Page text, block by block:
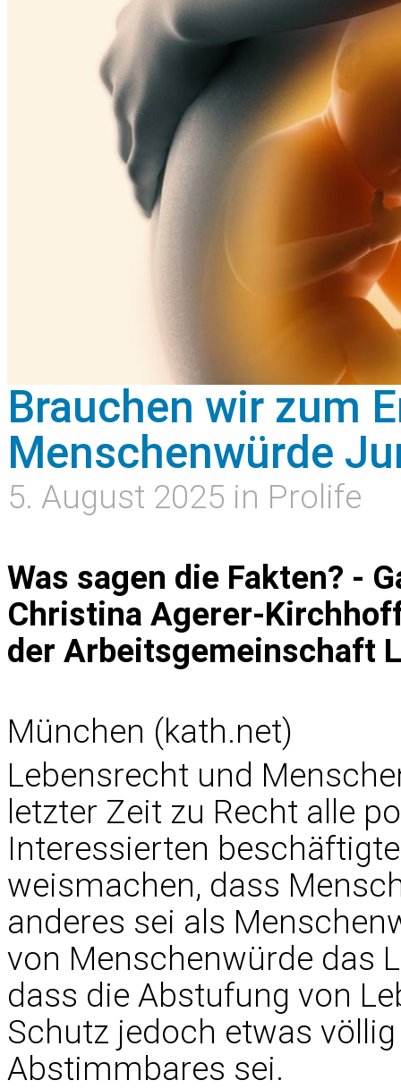
Brauchen wir zum
Menschenwürde
5. August 2025 in Prolife
Was sagen die Fakten? -
Christina Agerer-
der Arbeitsgemeinschaft
München (kath.net)
Lebensrecht und
letzter Zeit zu Recht alle
Interessierten
weismachen, dass
anderes sei als
von Menschenwürde das
dass die Abstufung von
Schutz jedoch etwas
Abstimmbares sei.